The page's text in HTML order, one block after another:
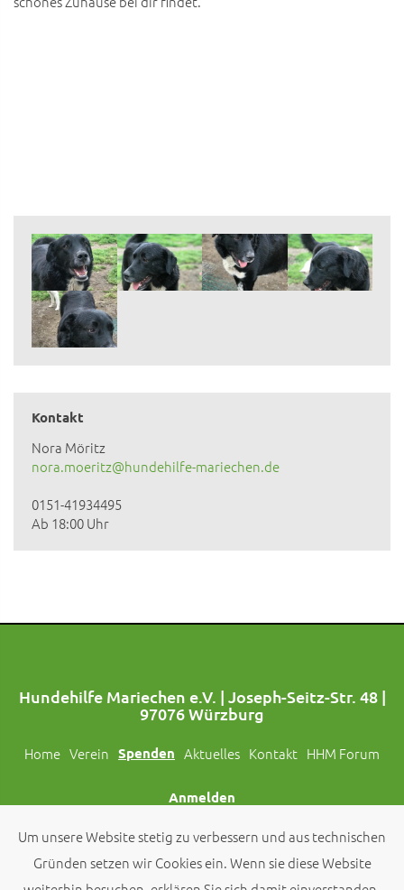
Kontakt
Nora Möritz
nora.moeritz@hundehilfe-mariechen.de
0151-41934495
Ab 18:00 Uhr
Hundehilfe Mariechen e.V. | Joseph-Seitz-Str. 48 |
97076 Würzburg
Home Verein Spenden Aktuelles Kontakt HHM Forum
Anmelden
Folgt uns auch auf Social Media!
Um unsere Website stetig zu verbessern und aus technischen
Gründen setzen wir Cookies ein. Wenn sie diese Website